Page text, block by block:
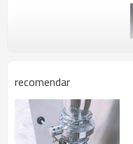
recomendar